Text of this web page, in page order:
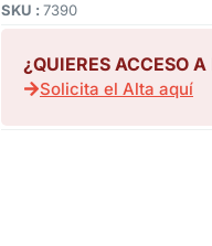
SKU : 7390
¿QUIERES ACCESO
Solicita el Alta aquí